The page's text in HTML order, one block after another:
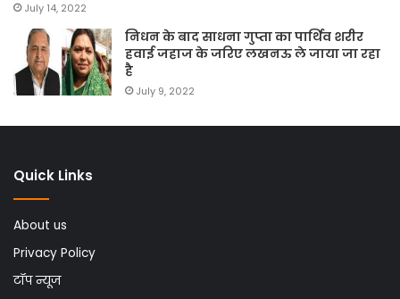
July 14, 2022
निधन के बाद साधना गुप्ता का पार्थिव शरीर
हवाई जहाज के जरिए लखनऊ ले जाया जा रहा
है
July 9, 2022
Quick Links
About us
Privacy Policy
टॉप न्यूज